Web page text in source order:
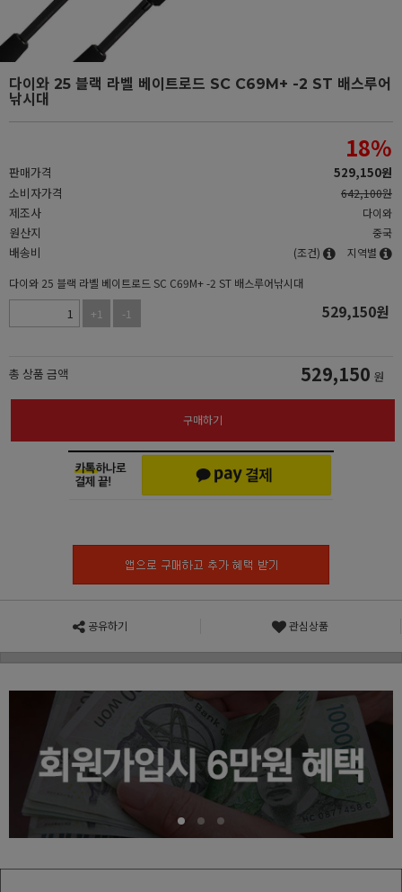
다이와 25 블랙 라벨 베이트로드 SC C69M+ -2 ST 배스루어
낚시대
판매가격
18%
529,150원
소비자가격
642,100원
제조사 다이와
원산지 중국
배송비 (조건)
지역별
다이와 25 블랙 라벨 베이트로드 SC C69M+ -2 ST 배스루어낚시대
+1
-1 529,150원
총 상품 금액 529,150 원
구매하기
공유하기 관심상품